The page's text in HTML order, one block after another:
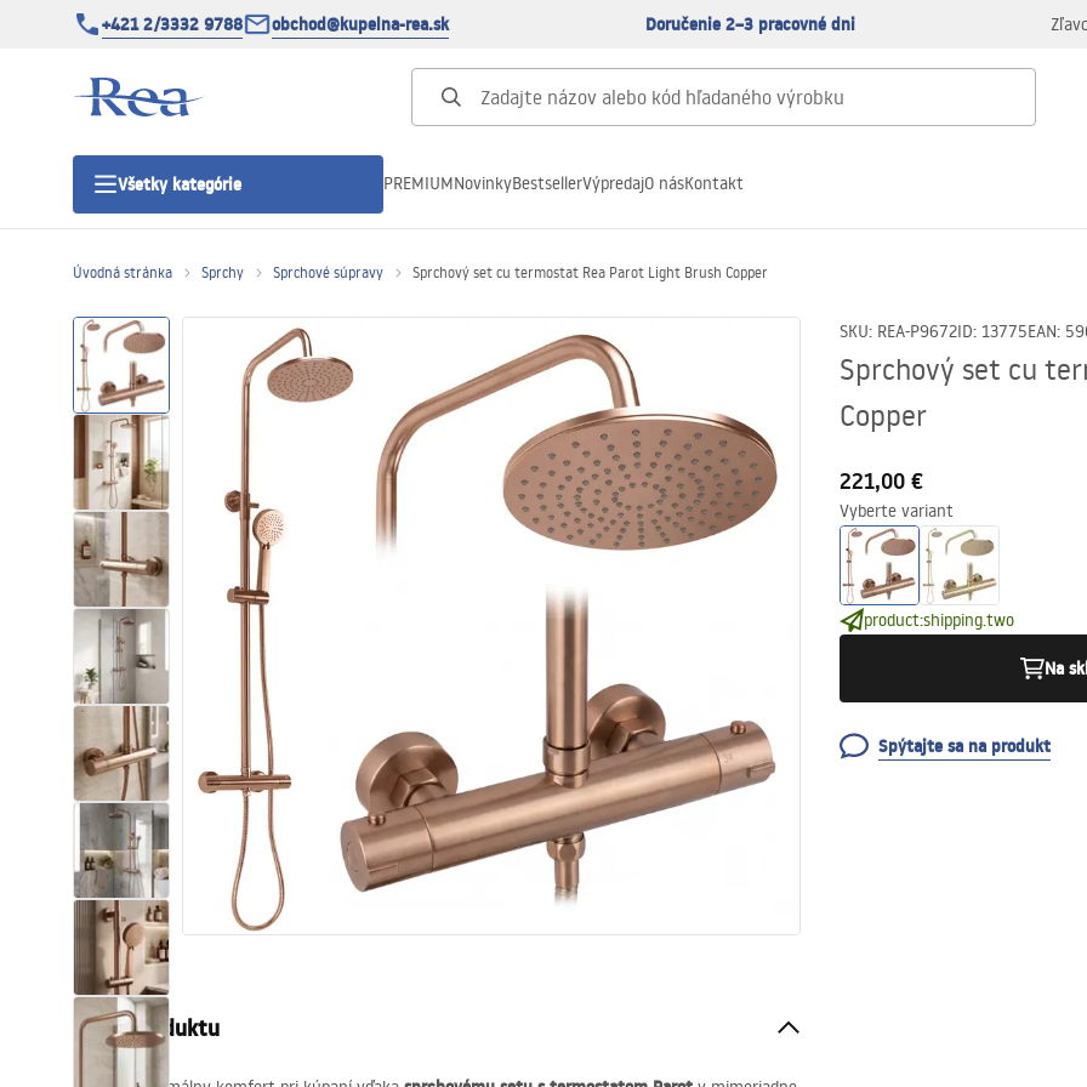
+421 2/3332 9788 obchod@kupelna-rea.sk Doručenie 2–3 pracovné dni
Všetky kategórie
Sprchové dvere
Sprchové vaničky
Sprchové žľaby
Sanitárna keramika
Umývadlá
Vaňa so zástenou
Batérie
Sprchy
Kuchyňa
Kúpeľňové doplnky a nábytok
PREMIUMNovinkyBestsellerVýpredajO násKontakt
Úvodná stránka Sprchy Sprchové súpravy Sprchový set cu termostat Rea Parot Light Brush Copper
SKU: REA-P9672ID: 13775EAN:
Sprchový set cu
Copper
221,00 €
Vyberte variant
product:shipping.two
Na
Spýtajte sa na produkt
Popis produktu